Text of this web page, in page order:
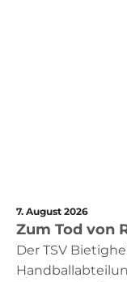
7. August 2026
Zum Tod von
Der TSV